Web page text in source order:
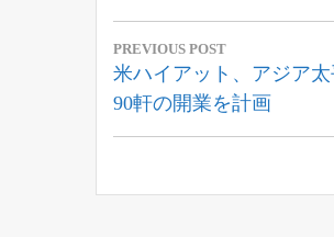
投
稿
ナ
ビ
PREVIOUS POST
Previous
Post:
米ハイアット、アジア
90軒の開業を計画